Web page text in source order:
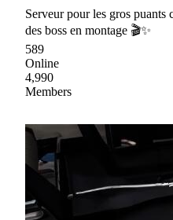
Serveur pour les gros
des boss en montage 🎬✨
589
Online
4,990
Members